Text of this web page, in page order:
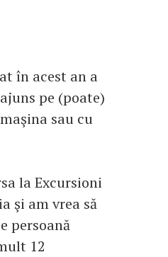
în acest an a
pe (poate)
sau cu
la Excursioni
şi am vrea să
persoană
12